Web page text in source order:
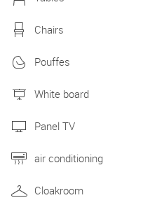
Chairs
Pouffes
White board
Panel TV
air conditioning
Cloakroom